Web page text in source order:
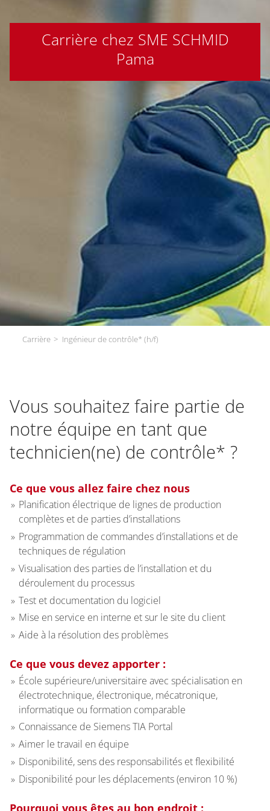
Carrière chez SME SCHMID
Pama
Carrière Ingénieur de contrôle* (h/f)
Vous souhaitez faire partie de
notre équipe en tant que
technicien(ne) de contrôle* ?
Ce que vous allez faire chez nous
Planification électrique de lignes de production
complètes et de parties d’installations
Programmation de commandes d’installations et de
techniques de régulation
Visualisation des parties de l’installation et du
déroulement du processus
Test et documentation du logiciel
Mise en service en interne et sur le site du client
Aide à la résolution des problèmes
Ce que vous devez apporter :
École supérieure/universitaire avec spécialisation en
électrotechnique, électronique, mécatronique,
informatique ou formation comparable
Connaissance de Siemens TIA Portal
Aimer le travail en équipe
Disponibilité, sens des responsabilités et flexibilité
Disponibilité pour les déplacements (environ 10 %)
Pourquoi vous êtes au bon endroit :